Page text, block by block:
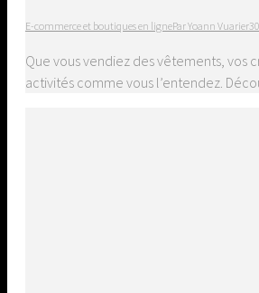
E-commerce et boutiques en ligneParYoann Vuarier
Que vous vendiez des vêtements,
activités comme vous l’entendez.